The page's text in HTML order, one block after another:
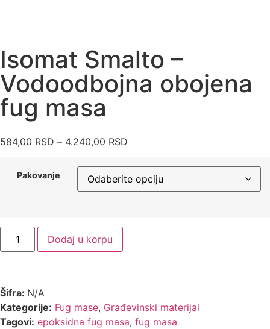
Isomat Smalto –
Vodoodbojna obojena
fug masa
584,00 RSD – 4.240,00 RSD
Pakovanje
Dodaj u korpu
Šifra: N/A
Kategorije: Fug mase, Građevinski materijal
Tagovi: epoksidna fug masa, fug masa